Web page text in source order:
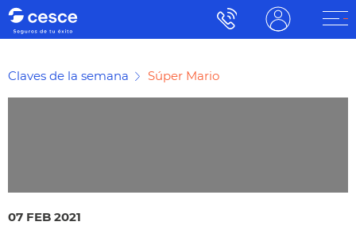
Claves de la semana Súper Mario
07 FEB 2021